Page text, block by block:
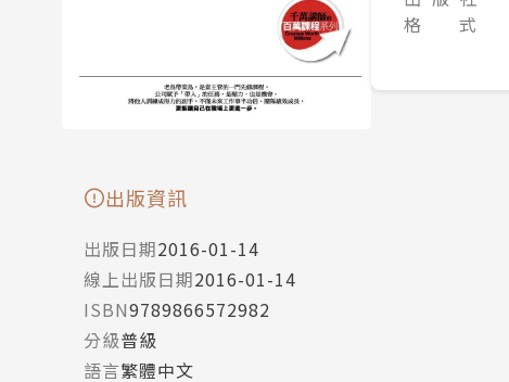
格 式
出版資訊
出版日期2016-01-14
線上出版日期2016-01-14
ISBN9789866572982
分級普級
語言繁體中文